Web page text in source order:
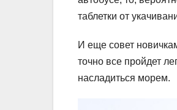
таблетки от
И еще совет
точно все пройдет
насладиться морем.